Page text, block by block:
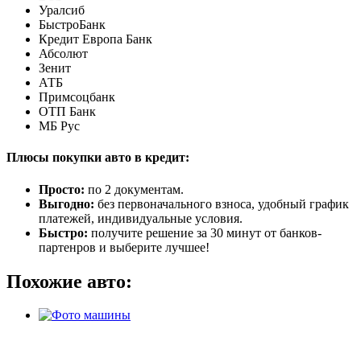
Уралсиб
БыстроБанк
Кредит Европа Банк
Абсолют
Зенит
АТБ
Примсоцбанк
ОТП Банк
МБ Рус
Плюсы покупки авто в кредит:
Просто: по 2 документам.
Выгодно: без первоначального взноса, удобный график
платежей, индивидуальные условия.
Быстро: получите решение за 30 минут от банков-
партенров и выберите лучшее!
Похожие авто: